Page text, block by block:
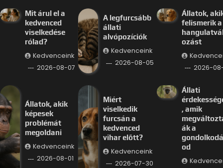
Mit árul el a
kedvenced
viselkedése
rólad?
Kedvenceink
2026-08-07
A legfurcsább
állati
alvópozíciók
Kedvenceink
2026-08-05
Állatok,
felismerik a
ozást
2026-
Állatok, akik
képesek
problémát
megoldani
Kedvenceink
2026-08-01
Miért
viselkedik
furcsán a
kedvenced
vihar előtt?
Kedvenceink
2026-07-30
Állati
, amik
ák a
od